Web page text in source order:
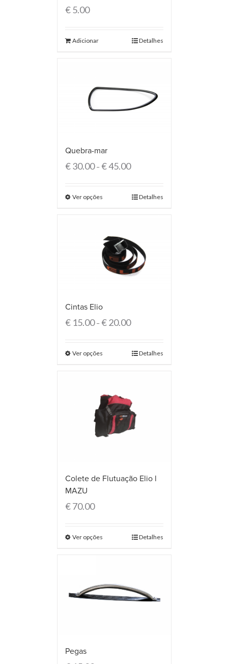
€5.00
Adicionar Detalhes
Quebra-mar
€30.00–€45.00
Ver opções Detalhes
Cintas Elio
€15.00–€20.00
Ver opções Detalhes
Colete de Flutuação Elio l
MAZU
€70.00
Ver opções Detalhes
Pegas